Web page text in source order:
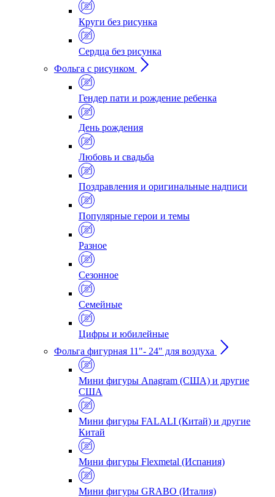
Круги без рисунка
Сердца без рисунка
Фольга с рисунком
Гендер пати и рождение ребенка
День рождения
Любовь и свадьба
Поздравления и оригинальные надписи
Популярные герои и темы
Разное
Сезонное
Семейные
Цифры и юбилейные
Фольга фигурная 11"- 24" для воздуха
Мини фигуры Anagram (США) и другие
США
Мини фигуры FALALI (Китай) и другие
Китай
Мини фигуры Flexmetal (Испания)
Мини фигуры GRABO (Италия)